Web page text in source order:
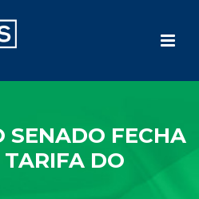
SENADO FECHA
DO